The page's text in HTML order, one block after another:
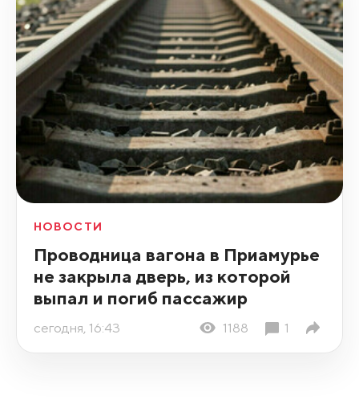
НОВОСТИ
Проводница вагона в Приамурье
не закрыла дверь, из которой
выпал и погиб пассажир
сегодня, 16:43 1188 1